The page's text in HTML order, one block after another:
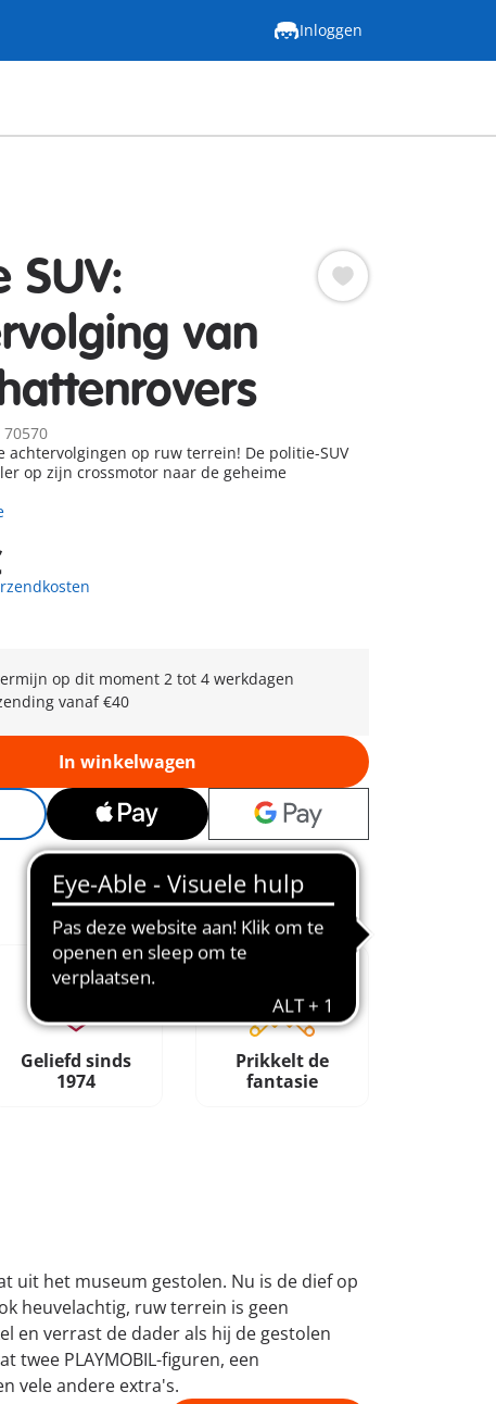
Inloggen
SUV:
van
achtervolgingen op ruw terrein! De politie-SUV
op zijn crossmotor naar de geheime
op dit moment 2 tot 4 werkdagen
vanaf €40
In winkelwagen
Geliefd sinds
1974
Prikkelt de
fantasie
uit het museum gestolen. Nu is de dief op
heuvelachtig, ruw terrein is geen
en verrast de dader als hij de gestolen
PLAYMOBIL-figuren, een
vele andere extra's.